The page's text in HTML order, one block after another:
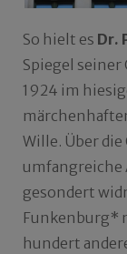
So hielt es Dr.
Spiegel seiner
1924 im
Wille. Über
umfangreiche
gesondert
Funkenburg*
hundert